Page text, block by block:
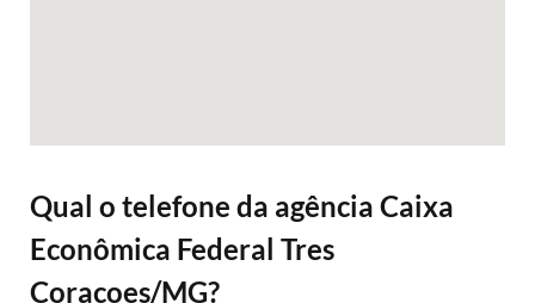
Qual o telefone da agência Caixa
Econômica Federal Tres
Coracoes/MG?